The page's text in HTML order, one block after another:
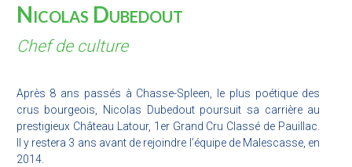
Nicolas Dubedout
Chef de culture
Après 8 ans passés à Chasse-Spleen, le plus poétique des
crus bourgeois, Nicolas Dubedout poursuit sa carrière au
prestigieux Château Latour, 1er Grand Cru Classé de Pauillac.
Il y restera 3 ans avant de rejoindre l’équipe de Malescasse, en
2014.